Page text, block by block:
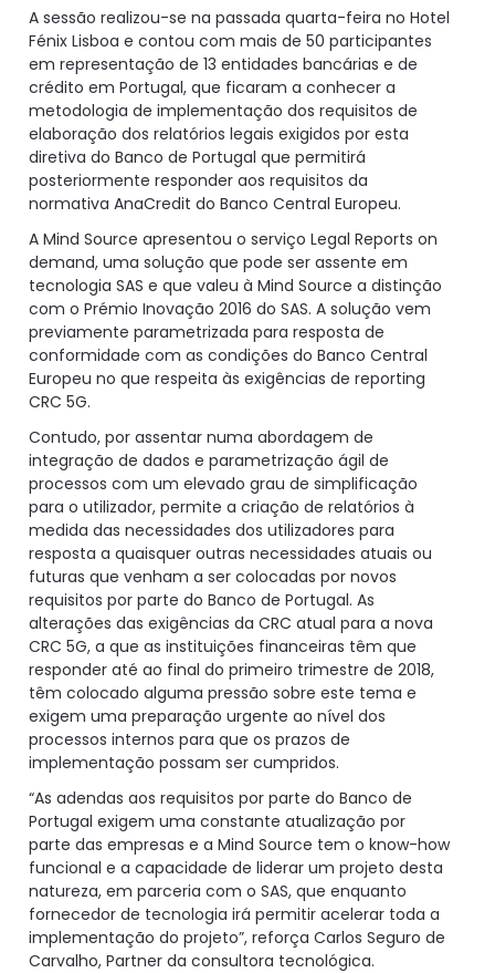
A sessão realizou-se na passada quarta-feira no Hotel
Fénix Lisboa e contou com mais de 50 participantes
em representação de 13 entidades bancárias e de
crédito em Portugal, que ficaram a conhecer a
metodologia de implementação dos requisitos de
elaboração dos relatórios legais exigidos por esta
diretiva do Banco de Portugal que permitirá
posteriormente responder aos requisitos da
normativa AnaCredit do Banco Central Europeu.
A Mind Source apresentou o serviço Legal Reports on
demand, uma solução que pode ser assente em
tecnologia SAS e que valeu à Mind Source a distinção
com o Prémio Inovação 2016 do SAS. A solução vem
previamente parametrizada para resposta de
conformidade com as condições do Banco Central
Europeu no que respeita às exigências de reporting
CRC 5G.
Contudo, por assentar numa abordagem de
integração de dados e parametrização ágil de
processos com um elevado grau de simplificação
para o utilizador, permite a criação de relatórios à
medida das necessidades dos utilizadores para
resposta a quaisquer outras necessidades atuais ou
futuras que venham a ser colocadas por novos
requisitos por parte do Banco de Portugal. As
alterações das exigências da CRC atual para a nova
CRC 5G, a que as instituições financeiras têm que
responder até ao final do primeiro trimestre de 2018,
têm colocado alguma pressão sobre este tema e
exigem uma preparação urgente ao nível dos
processos internos para que os prazos de
implementação possam ser cumpridos.
“As adendas aos requisitos por parte do Banco de
Portugal exigem uma constante atualização por
parte das empresas e a Mind Source tem o know-how
funcional e a capacidade de liderar um projeto desta
natureza, em parceria com o SAS, que enquanto
fornecedor de tecnologia irá permitir acelerar toda a
implementação do projeto”, reforça Carlos Seguro de
Carvalho, Partner da consultora tecnológica.